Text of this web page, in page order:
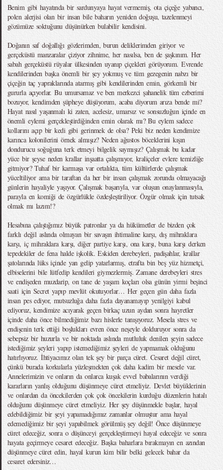
Benim gibi hayatında bir sardunyaya hayat vermemiş, ota çiçeğe yabancı,
polen alerjisi olan bir insan bile baharın yeniden doğuşu, tazelenmeyi
gözümüze soktuğunu düşünürken bulabilir kendisini.
Doğanın saf doğallığı gözlerimden, burun deliklerimden giriyor ve
gerçeküstü manzaralar çiziyor zihnime, her nasılsa, ben de şaşkınım. Her
sabah gerçeküstü rüyalar ülkesinden uyanıp çiçekleri görüyorum. Evrende
kendilerinden başka önemli bir şey yokmuş ve tüm gezegenin nabzı bir
çiçeğin taç yapraklarında atarmış gibi kendilerinden emin, görkemli bir
gururla açıyorlar. Bu umursamaz ve ben merkezci şahanelik tüm ezberimi
bozuyor, kendimden şüpheye düşüyorum, acaba diyorum arıza bende mi?
Hayat nasıl yaşanmalı ki zaten, acelesiz, umarsız ve sonsuzluğun içinde en
önemli eylemi gerçekleştirdiğinden emin olarak mı? Bu eylem sadece
kollarını açıp bir kedi gibi gerinmek de olsa? Peki biz neden kendimize
karınca kolonilerini örnek almışız? Neden ağustos böceklerini kışın
dondurucu soğuğuna terk etmeyi bilgelik saymışız? Çalışmak bu kadar
yüce bir şeyse neden krallar inşaatta çalışmıyor, kraliçeler evlere temizliğe
gitmiyor? Tuhaf bir karmaşa var ortalıkta, tüm kültürlerde çalışmak
yüceltiliyor ama bir taraftan da her bir insan çalışmak zorunda olmayacağı
günlerin hayaliyle yaşıyor. Çalışmak başarıyla, var oluşun onaylanmasıyla,
parayla en komiği de özgürlükle özdeşleştiriliyor. Özgür olmak için tutsak
olmak mı lazım!?
Hesabına çalıştığımız büyük patronlar ya da hükümetler de bizden çok
farklı değil aslında olmayan bir savaşın ihtimaline karşı, dış mihraklara
karşı, iç mihraklara karşı, diğer partiye karşı, ona karşı, buna karşı derken
tepedekiler de fena halde işkolik. Eskiden derebeyleri, padişahlar, krallar
şatolarında lüks içinde yan gelip yatarlarmış, etrafta bin beş yüz hizmetçi,
elbiselerini bile lütfedip kendileri giymezlermiş. Zamane derebeyleri stres
ve endişeden muzdarip, on tane de yaşam koçları olsa günün yirmi beşinci
saati için Secret yapıp mevlüt okutuyorlar… Her geçen gün daha fazla
insan pes ediyor, mutsuzluğa daha fazla dayanamayıp yenilgiyi kabul
ediyoruz, kendimize acıyarak geçen birkaç uzun aydan sonra hayretler
içinde daha önce bilmediğimiz bazı hislerle tanışıyoruz. Mesela stres ve
endişenin terk ettiği boşlukları evren önce neşeyle dolduruyor sonra da
sebepsiz bir huzurla ve bir noktada aslında mutluluk denilen şeyin sadece
istediğimiz şeyleri yapıp istemediğimiz şeyleri de yapmamak olduğunu
hatırlıyoruz. İhtiyacımız olan tek şey bir parça cüret. Cesaret değil cüret,
çünkü burada korkularla yüzleşmekten çok daha kadim bir mesele var.
Annelerimizin ve onların da onlarca kuşak evvel babalarının verdiği
kararların yanlış olduğunu düşünmeye cüret etmeliyiz. Devlet büyüklerinin
ve onlardan da öncekilerden çok çok öncekilerin kurduğu düzenlerin hatalı
olduğunu düşünmeye cüret etmeliyiz. Her şey düşünmekle başlar, hayal
edebildiğimiz bir şeyi yapamadığımız zamanlar olmuştur ama hayal
edemediğimiz bir şeyi yapabilmek görülmüş şey değil! Önce düşünmeye
cüret edeceğiz, sonra o düşünceyi gerçekleştirmeyi hayal edeceğiz ve sonra
hayata geçirmeye cesaret edeceğiz. Başka baharlara bırakmayın en azından
düşünmeye cüret edin, hayal kurun kim bilir belki gelecek bahar da
cesaret edersiniz…